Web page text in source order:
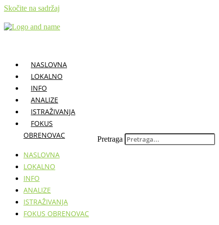
Skočite na sadržaj
NASLOVNA
LOKALNO
INFO
ANALIZE
ISTRAŽIVANJA
FOKUS
OBRENOVAC
NASLOVNA
LOKALNO
INFO
ANALIZE
ISTRAŽIVANJA
FOKUS OBRENOVAC
Pretraga